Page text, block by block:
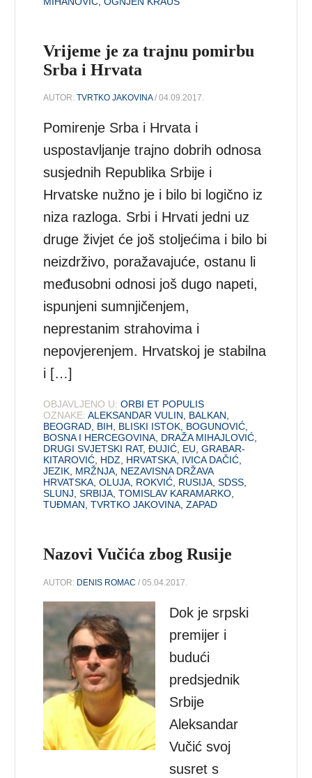
Vrijeme je za trajnu pomirbu
Srba i Hrvata
AUTOR:TVRTKO JAKOVINA/ 04.09.2017.
Pomirenje Srba i Hrvata i
uspostavljanje trajno dobrih odnosa
susjednih Republika Srbije i
Hrvatske nužno je i bilo bi logično iz
niza razloga. Srbi i Hrvati jedni uz
druge živjet će još stoljećima i bilo bi
neizdrživo, poražavajuće, ostanu li
međusobni odnosi još dugo napeti,
ispunjeni sumnjičenjem,
neprestanim strahovima i
nepovjerenjem. Hrvatskoj je stabilna
i […]
OBJAVLJENO U: ORBI ET POPULIS
OZNAKE: ALEKSANDAR VULIN, BALKAN,
BEOGRAD, BIH, BLISKI ISTOK, BOGUNOVIĆ,
BOSNA I HERCEGOVINA, DRAŽA MIHAJLOVIĆ,
DRUGI SVJETSKI RAT,ĐUJIĆ, EU,GRABAR-
KITAROVIĆ, HDZ, HRVATSKA, IVICA DAČIĆ,
JEZIK, MRŽNJA, NEZAVISNA DRŽAVA
HRVATSKA,OLUJA, ROKVIĆ, RUSIJA,SDSS,
SLUNJ,SRBIJA,TOMISLAV KARAMARKO,
TUĐMAN,TVRTKO JAKOVINA,ZAPAD
Nazovi Vučića zbog Rusije
AUTOR: DENIS ROMAC / 05.04.2017.
Dok je srpski
premijer i
budući
predsjednik
Srbije
Aleksandar
Vučić svoj
susret s